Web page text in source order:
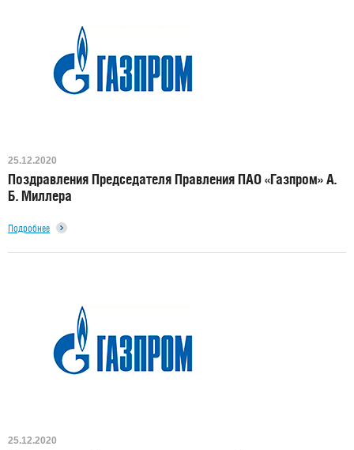
25.12.2020
Поздравления Председателя Правления ПАО «Газпром» А.
Б. Миллера
Подробнее
25.12.2020